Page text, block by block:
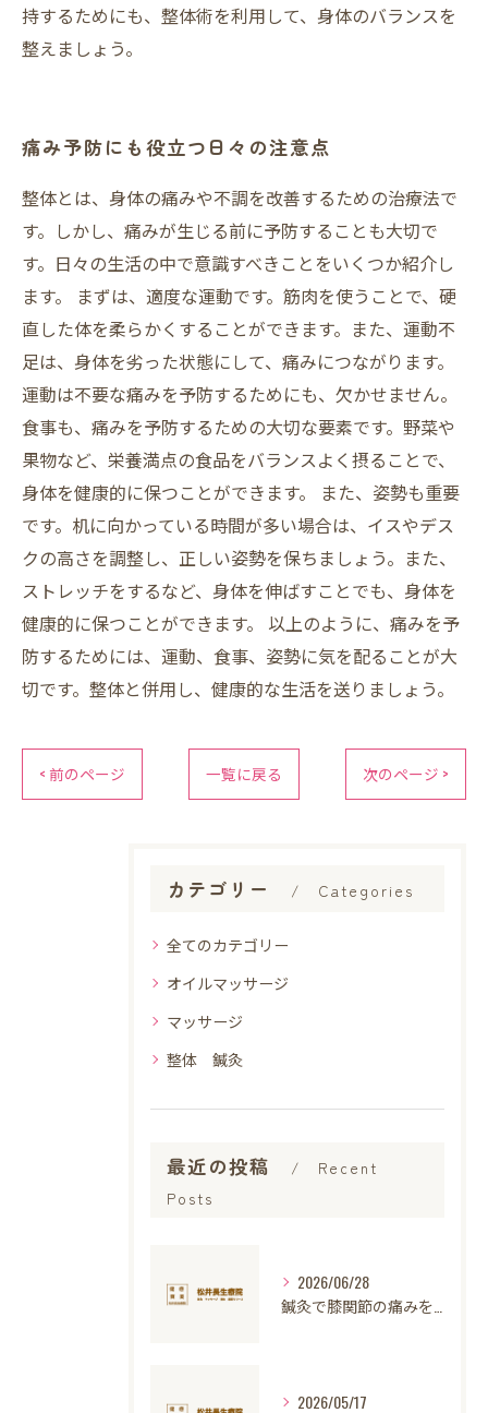
持するためにも、整体術を利用して、身体のバランスを
整えましょう。
痛み予防にも役立つ日々の注意点
整体とは、身体の痛みや不調を改善するための治療法で
す。しかし、痛みが生じる前に予防することも大切で
す。日々の生活の中で意識すべきことをいくつか紹介し
ます。 まずは、適度な運動です。筋肉を使うことで、硬
直した体を柔らかくすることができます。また、運動不
足は、身体を劣った状態にして、痛みにつながります。
運動は不要な痛みを予防するためにも、欠かせません。
食事も、痛みを予防するための大切な要素です。野菜や
果物など、栄養満点の食品をバランスよく摂ることで、
身体を健康的に保つことができます。 また、姿勢も重要
です。机に向かっている時間が多い場合は、イスやデス
クの高さを調整し、正しい姿勢を保ちましょう。また、
ストレッチをするなど、身体を伸ばすことでも、身体を
健康的に保つことができます。 以上のように、痛みを予
防するためには、運動、食事、姿勢に気を配ることが大
切です。整体と併用し、健康的な生活を送りましょう。
< 前のページ 一覧に戻る 次のページ >
カテゴリー Categories
全てのカテゴリー
オイルマッサージ
マッサージ
整体 鍼灸
最近の投稿
Recent
Posts
2026/06/28
2026/05/17